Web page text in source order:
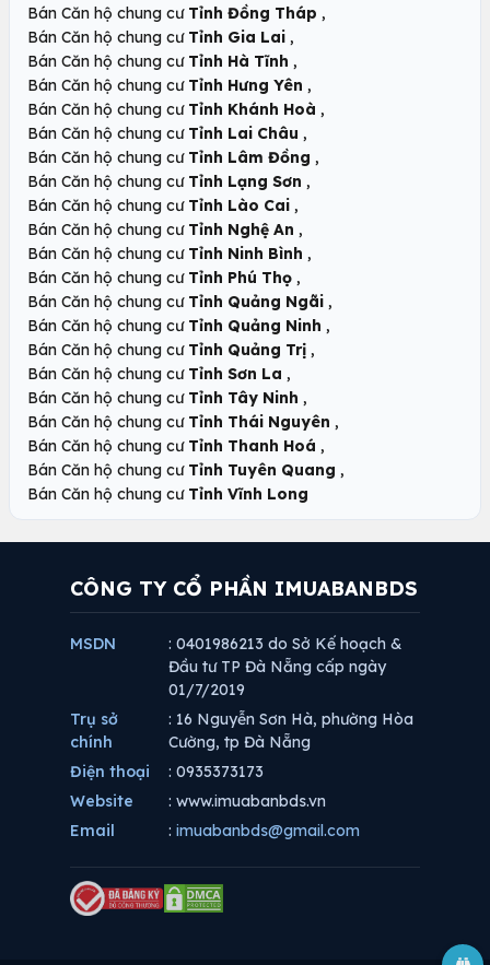
Bán Căn hộ chung cư Tỉnh Đồng Tháp ,
Bán Căn hộ chung cư Tỉnh Gia Lai ,
Bán Căn hộ chung cư Tỉnh Hà Tĩnh ,
Bán Căn hộ chung cư Tỉnh Hưng Yên ,
Bán Căn hộ chung cư Tỉnh Khánh Hoà ,
Bán Căn hộ chung cư Tỉnh Lai Châu ,
Bán Căn hộ chung cư Tỉnh Lâm Đồng ,
Bán Căn hộ chung cư Tỉnh Lạng Sơn ,
Bán Căn hộ chung cư Tỉnh Lào Cai ,
Bán Căn hộ chung cư Tỉnh Nghệ An ,
Bán Căn hộ chung cư Tỉnh Ninh Bình ,
Bán Căn hộ chung cư Tỉnh Phú Thọ ,
Bán Căn hộ chung cư Tỉnh Quảng Ngãi ,
Bán Căn hộ chung cư Tỉnh Quảng Ninh ,
Bán Căn hộ chung cư Tỉnh Quảng Trị ,
Bán Căn hộ chung cư Tỉnh Sơn La ,
Bán Căn hộ chung cư Tỉnh Tây Ninh ,
Bán Căn hộ chung cư Tỉnh Thái Nguyên ,
Bán Căn hộ chung cư Tỉnh Thanh Hoá ,
Bán Căn hộ chung cư Tỉnh Tuyên Quang ,
Bán Căn hộ chung cư Tỉnh Vĩnh Long
CÔNG TY CỔ PHẦN IMUABANBDS
MSDN
: 0401986213 do Sở Kế hoạch &
Đầu tư TP Đà Nẵng cấp ngày
01/7/2019
Trụ sở
chính
: 16 Nguyễn Sơn Hà, phường Hòa
Cường, tp Đà Nẵng
Điện thoại
: 0935373173
Website
: www.imuabanbds.vn
Email
: imuabanbds@gmail.com